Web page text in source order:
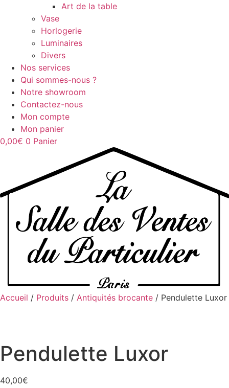
Art de la table
Vase
Horlogerie
Luminaires
Divers
Nos services
Qui sommes-nous ?
Notre showroom
Contactez-nous
Mon compte
Mon panier
0,00€ 0 Panier
Accueil / Produits / Antiquités brocante / Pendulette Luxor
Pendulette Luxor
40,00€